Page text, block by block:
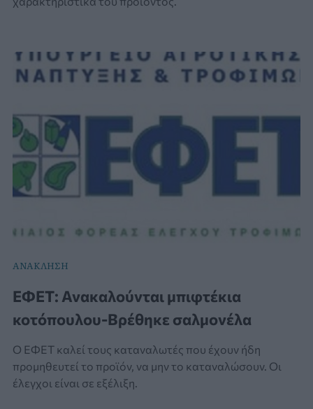
ΑΝΑΚΛΗΣΗ
ΕΦΕΤ: Ανακαλούνται μπιφτέκια
κοτόπουλου-Βρέθηκε σαλμονέλα
Ο ΕΦΕΤ καλεί τους καταναλωτές που έχουν ήδη
προμηθευτεί το προϊόν, να μην το καταναλώσουν. Οι
έλεγχοι είναι σε εξέλιξη.